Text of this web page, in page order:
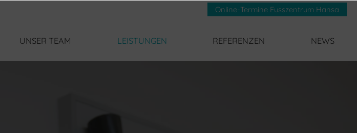
Online-Termine Fusszentrum Hansa
UNSER TEAM LEISTUNGEN REFERENZEN NEWS